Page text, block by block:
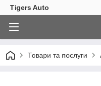
Tigers Auto
Товари та послуги